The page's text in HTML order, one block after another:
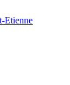
Etienne